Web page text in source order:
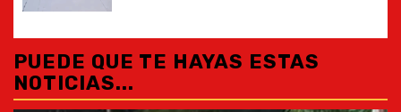
PUEDE QUE TE HAYAS ESTAS
NOTICIAS...